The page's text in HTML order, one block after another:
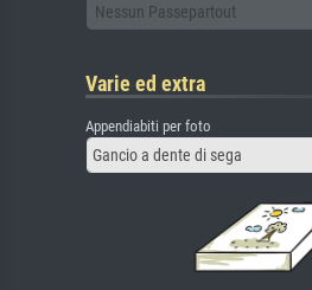
Nessun Passepartout
Varie ed extra
Appendiabiti per foto
Gancio a dente di sega